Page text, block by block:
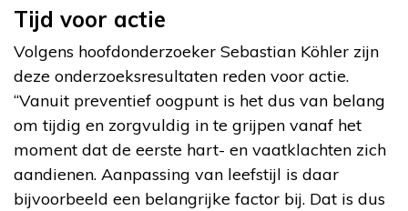
Tijd voor actie
Volgens hoofdonderzoeker Sebastian Köhler zijn
deze onderzoeksresultaten reden voor actie.
“Vanuit preventief oogpunt is het dus van belang
om tijdig en zorgvuldig in te grijpen vanaf het
moment dat de eerste hart- en vaatklachten zich
aandienen. Aanpassing van leefstijl is daar
bijvoorbeeld een belangrijke factor bij. Dat is dus